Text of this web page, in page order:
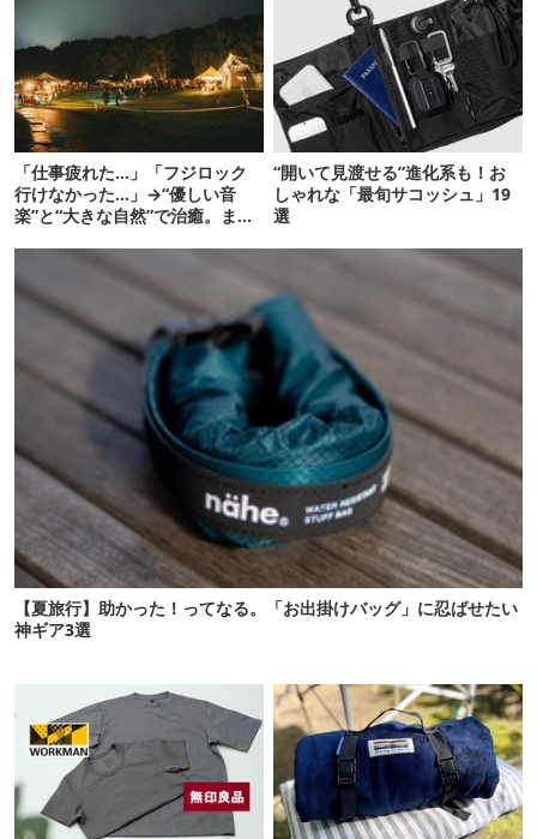
「仕事疲れた…」「フジロック
行けなかった…」→“優しい音
楽”と“大きな自然”で治癒。まだ
“開いて見渡せる”進化系も！お
しゃれな「最旬サコッシュ」19
選
【夏旅行】助かった！ってなる。「お出掛けバッグ」に忍ばせたい
神ギア3選